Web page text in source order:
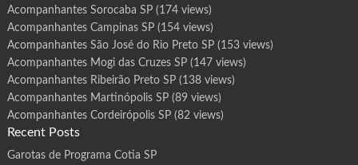
Acompanhantes Sorocaba SP(174 views)
Acompanhantes Campinas SP(154 views)
Acompanhantes São José do Rio Preto SP(153 views)
Acompanhantes Mogi das Cruzes SP(147 views)
Acompanhantes Ribeirão Preto SP(138 views)
Acompanhantes Martinópolis SP(89 views)
Acompanhantes Cordeirópolis SP(82 views)
Recent Posts
Garotas de Programa Cotia SP